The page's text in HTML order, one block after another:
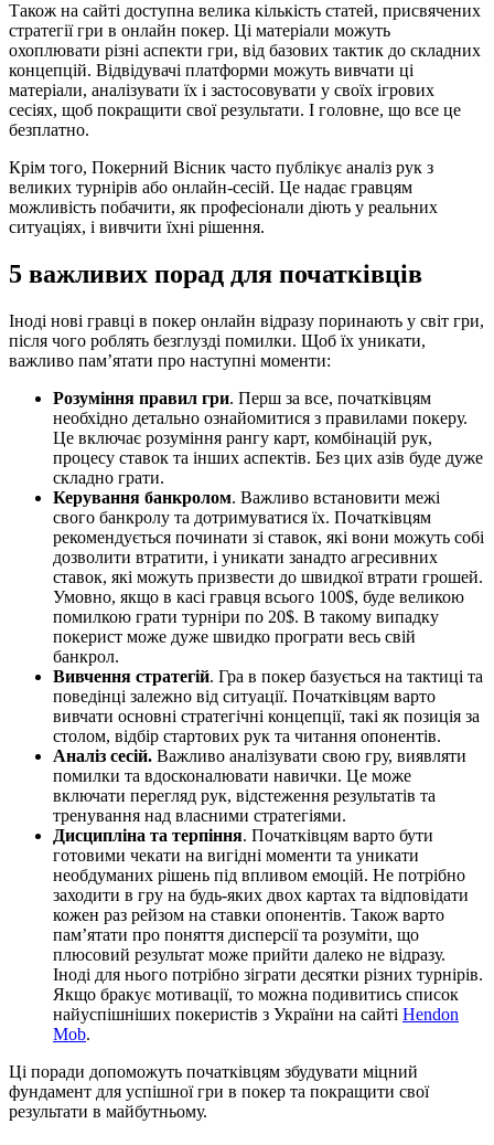
Також на сайті доступна велика кількість статей, присвячених
стратегії гри в онлайн покер. Ці матеріали можуть
охоплювати різні аспекти гри, від базових тактик до складних
концепцій. Відвідувачі платформи можуть вивчати ці
матеріали, аналізувати їх і застосовувати у своїх ігрових
сесіях, щоб покращити свої результати. І головне, що все це
безплатно.
Крім того, Покерний Вісник часто публікує аналіз рук з
великих турнірів або онлайн-сесій. Це надає гравцям
можливість побачити, як професіонали діють у реальних
ситуаціях, і вивчити їхні рішення.
5 важливих порад для початківців
Іноді нові гравці в покер онлайн відразу поринають у світ гри,
після чого роблять безглузді помилки. Щоб їх уникати,
важливо пам’ятати про наступні моменти:
Розуміння правил гри. Перш за все, початківцям
необхідно детально ознайомитися з правилами покеру.
Це включає розуміння рангу карт, комбінацій рук,
процесу ставок та інших аспектів. Без цих азів буде дуже
складно грати.
Керування банкролом. Важливо встановити межі
свого банкролу та дотримуватися їх. Початківцям
рекомендується починати зі ставок, які вони можуть собі
дозволити втратити, і уникати занадто агресивних
ставок, які можуть призвести до швидкої втрати грошей.
Умовно, якщо в касі гравця всього 100$, буде великою
помилкою грати турніри по 20$. В такому випадку
покерист може дуже швидко програти весь свій
банкрол.
Вивчення стратегій. Гра в покер базується на тактиці та
поведінці залежно від ситуації. Початківцям варто
вивчати основні стратегічні концепції, такі як позиція за
столом, відбір стартових рук та читання опонентів.
Аналіз сесій. Важливо аналізувати свою гру, виявляти
помилки та вдосконалювати навички. Це може
включати перегляд рук, відстеження результатів та
тренування над власними стратегіями.
Дисципліна та терпіння. Початківцям варто бути
готовими чекати на вигідні моменти та уникати
необдуманих рішень під впливом емоцій. Не потрібно
заходити в гру на будь-яких двох картах та відповідати
кожен раз рейзом на ставки опонентів. Також варто
пам’ятати про поняття дисперсії та розуміти, що
плюсовий результат може прийти далеко не відразу.
Іноді для нього потрібно зіграти десятки різних турнірів.
Якщо бракує мотивації, то можна подивитись список
найуспішніших покеристів з України на сайті Hendon
Mob.
Ці поради допоможуть початківцям збудувати міцний
фундамент для успішної гри в покер та покращити свої
результати в майбутньому.